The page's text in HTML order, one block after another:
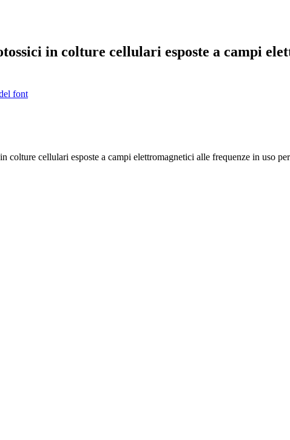
in colture cellulari esposte a campi
font
colture cellulari esposte a campi elettromagnetici alle frequenze in uso